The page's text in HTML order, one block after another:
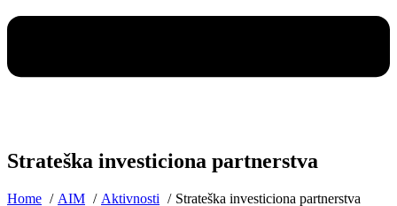
Strateška investiciona partnerstva
Home AIM Aktivnosti
Strateška investiciona partnerstva